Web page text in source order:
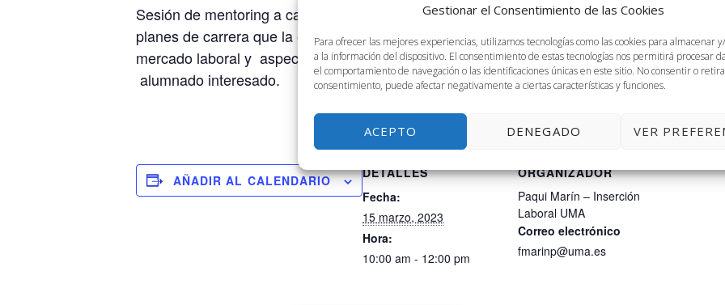
Gestionar el Consentimiento de las Cookies
Para ofrecer las mejores experiencias, utilizamos tecnologías como las cookies para almacenar
a la información del dispositivo. El consentimiento de estas tecnologías nos permitirá procesar
el comportamiento de navegación o las identificaciones únicas en este sitio. No consentir o
consentimiento, puede afectar negativamente a ciertas características y funciones.
ACEPTO DENEGADO VER
Sesión de mentoring a cargo de Ilunion al alumnado discapacitado de la universidad/
planes de carrera que la empresa ofrece a recién licenciados y trayectoria que tienen, la
mercado laboral y aspectos clave en las entrevistas de trabajo e incluso la posibilidad de
alumnado interesado.
AÑADIR AL CALENDARIO
DETALLES
Fecha:
15 marzo, 2023
Hora:
10:00 am - 12:00 pm
ORGANIZADOR
Paqui Marín – Inserción
Laboral UMA
Correo electrónico
fmarinp@uma.es